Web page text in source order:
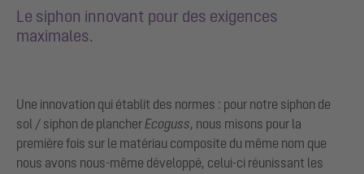
Le siphon innovant pour des exigences
maximales.
Une innovation qui établit des normes : pour notre siphon de
sol / siphon de plancherEcoguss, nous misons pour la
première fois sur le matériau composite du même nom que
nous avons nous-même développé, celui-ci réunissant les